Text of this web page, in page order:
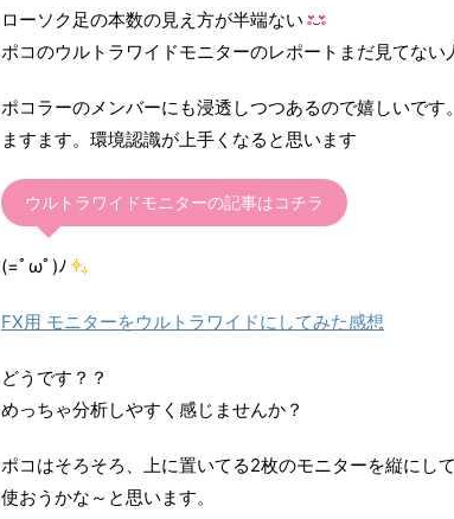
ローソク足の本数の見え方が半端ない
ポコのウルトラワイドモニターのレポートまだ見てない
ポコラーのメンバーにも浸透しつつあるので嬉しいです。
ますます。環境認識が上手くなると思います
ウルトラワイドモニターの記事はコチラ
(=ﾟωﾟ)ﾉ
FX用 モニターをウルトラワイドにしてみた感想
どうです？？
めっちゃ分析しやすく感じませんか？
ポコはそろそろ、上に置いてる2枚のモニターを縦にして
使おうかな～と思います。